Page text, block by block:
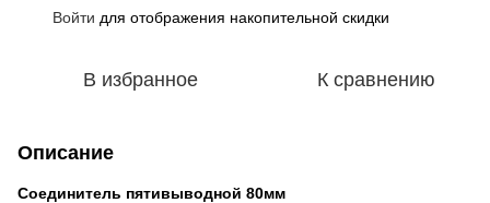
Войти для отображения накопительной скидки
В избранное К сравнению
Описание
Соединитель пятивыводной 80мм